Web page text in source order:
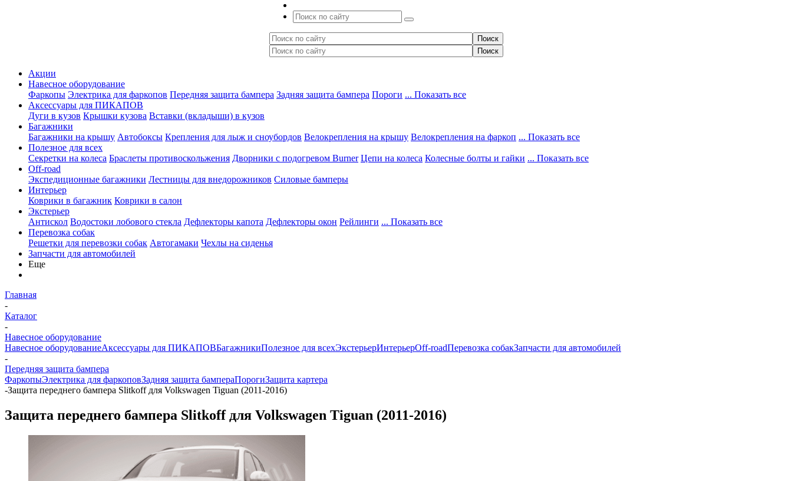
Акции
Навесное оборудование
Фаркопы Электрика для фаркопов Передняя защита бампера Задняя защита бампера Пороги ... Показать все
Аксессуары для ПИКАПОВ
Дуги в кузов Крышки кузова Вставки (вкладыши) в кузов
Багажники
Багажники на крышу Автобоксы Крепления для лыж и сноубордов Велокрепления на крышу Велокрепления на фаркоп ... Показать все
Полезное для всех
Секретки на колеса Браслеты противоскольжения Дворники с подогревом Burner Цепи на колеса Колесные болты и гайки ... Показать все
Off-road
Экспедиционные багажники Лестницы для внедорожников Силовые бамперы
Интерьер
Коврики в багажник Коврики в салон
Экстерьер
Антискол Водостоки лобового стекла Дефлекторы капота Дефлекторы окон Рейлинги ... Показать все
Перевозка собак
Решетки для перевозки собак Автогамаки Чехлы на сиденья
Запчасти для автомобилей
Еще
Главная
-
Каталог
-
Навесное оборудование
Навесное оборудованиеАксессуары для ПИКАПОВБагажникиПолезное для всехЭкстерьерИнтерьерOff-roadПеревозка собакЗапчасти для автомобилей
-
Передняя защита бампера
ФаркопыЭлектрика для фаркоповЗадняя защита бампераПорогиЗащита картера
-Защита переднего бампера Slitkoff для Volkswagen Tiguan (2011-2016)
Защита переднего бампера Slitkoff для Volkswagen Tiguan (2011-2016)